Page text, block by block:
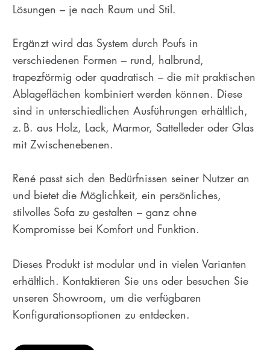
Lösungen – je nach Raum und Stil.
Ergänzt wird das System durch Poufs in
verschiedenen Formen – rund, halbrund,
trapezförmig oder quadratisch – die mit praktischen
Ablageflächen kombiniert werden können. Diese
sind in unterschiedlichen Ausführungen erhältlich,
z. B. aus Holz, Lack, Marmor, Sattelleder oder Glas
mit Zwischenebenen.
René passt sich den Bedürfnissen seiner Nutzer an
und bietet die Möglichkeit, ein persönliches,
stilvolles Sofa zu gestalten – ganz ohne
Kompromisse bei Komfort und Funktion.
Dieses Produkt ist modular und in vielen Varianten
erhältlich. Kontaktieren Sie uns oder besuchen Sie
unseren Showroom, um die verfügbaren
Konfigurationsoptionen zu entdecken.